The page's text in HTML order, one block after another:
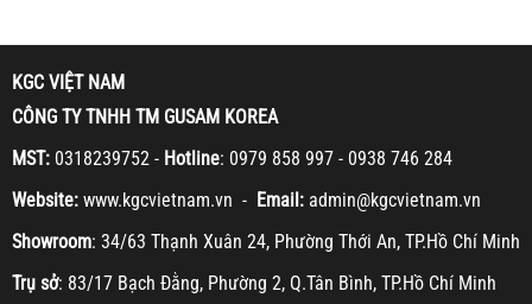
KGC VIỆT NAM
CÔNG TY TNHH TM GUSAM KOREA
MST: 0318239752 - Hotline: 0979 858 997 - 0938 746 284
Website: www.kgcvietnam.vn - Email: admin@kgcvietnam.vn
Showroom: 34/63 Thạnh Xuân 24, Phường Thới An, TP.Hồ Chí Minh
Trụ sở: 83/17 Bạch Đằng, Phường 2, Q.Tân Bình, TP.Hồ Chí Minh